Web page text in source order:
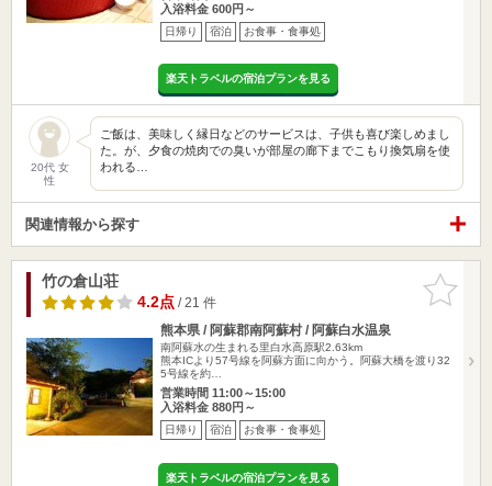
入浴料金 600円～
日帰り 宿泊 お食事・食事処
楽天トラベルの宿泊プランを見る
20代 女
性
ご飯は、美味しく縁日などのサービスは、子供も喜び楽しめまし
た。が、夕食の焼肉での臭いが部屋の廊下までこもり換気扇を使
われる…
関連情報から探す
お気に入
りに追加
竹の倉山荘
4.2点/ 21 件
熊本県 / 阿蘇郡南阿蘇村 / 阿蘇白水温泉
南阿蘇水の生まれる里白水高原駅2.63km
熊本ICより57号線を阿蘇方面に向かう。阿蘇大橋を渡り32
5号線を約…
営業時間 11:00～15:00
入浴料金 880円～
日帰り 宿泊 お食事・食事処
楽天トラベルの宿泊プランを見る